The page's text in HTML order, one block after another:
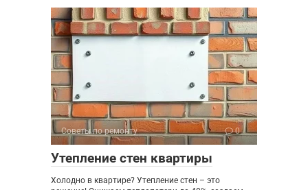
Советы по ремонту 0
Утепление стен квартиры
Холодно в квартире? Утепление стен – это